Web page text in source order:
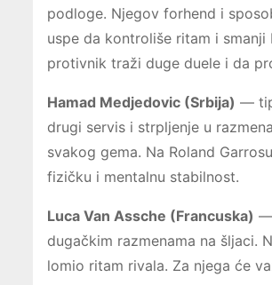
podloge. Njegov forhend i
uspe da kontroliše ritam i
protivnik traži duge duele i da
Hamad Medjedovic (Srbija) —
drugi servis i strpljenje u
svakog gema. Na Roland
fizičku i mentalnu stabilnost.
Luca Van Assche (Francuska) —
dugačkim razmenama na šljaci.
lomio ritam rivala. Za njega će